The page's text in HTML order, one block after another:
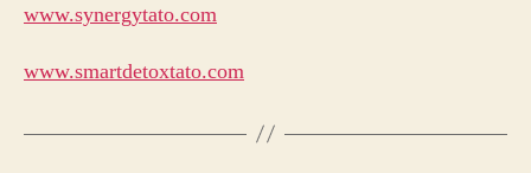
www.synergytato.com
www.smartdetoxtato.com